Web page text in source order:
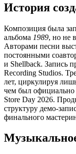
История
Композиция была
альбома 1989, но не
Авторами песни
постоянными
и Shellback. Запись
Recording Studios.
лет, циркулируя
чем был официально
Store Day 2026.
структуру демо-
финального